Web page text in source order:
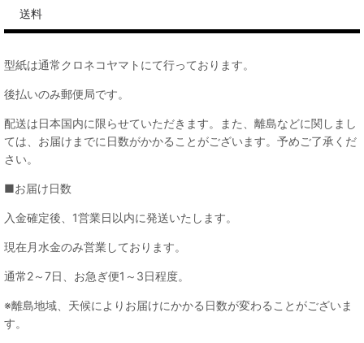
送料
型紙は通常クロネコヤマトにて行っております。
後払いのみ郵便局です。
配送は日本国内に限らせていただきます。また、離島などに関しまし
ては、お届けまでに日数がかかることがございます。予めご了承くだ
さい。
■お届け日数
入金確定後、1営業日以内に発送いたします。
現在月水金のみ営業しております。
通常2～7日、お急ぎ便1～3日程度。
※離島地域、天候によりお届けにかかる日数が変わることがございま
す。